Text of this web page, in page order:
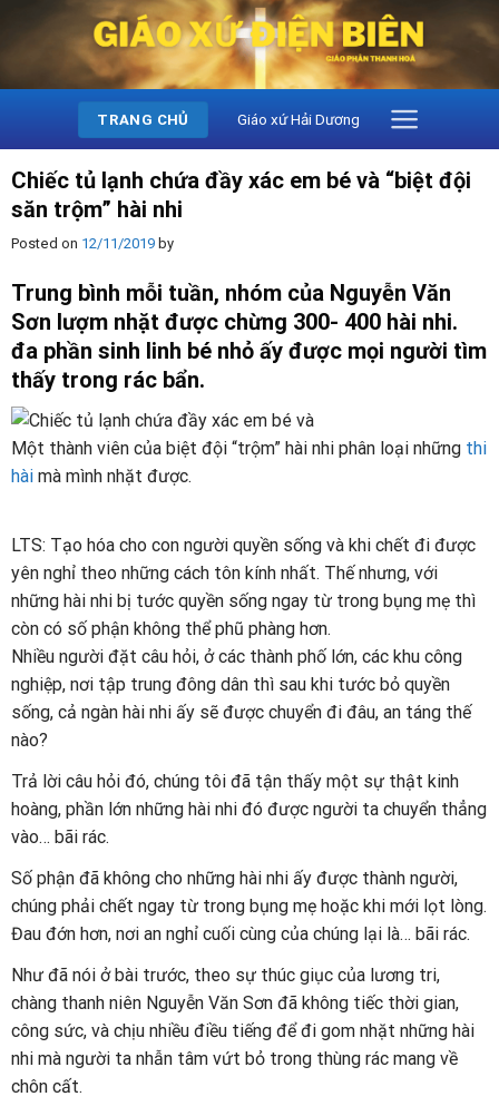
TRANG CHỦ Giáo xứ Hải Dương
Chiếc tủ lạnh chứa đầy xác em bé và “biệt đội
săn trộm” hài nhi
Posted on 12/11/2019 by
Trung bình mỗi tuần, nhóm của Nguyễn Văn
Sơn lượm nhặt được chừng 300- 400 hài nhi.
đa phần sinh linh bé nhỏ ấy được mọi người tìm
thấy trong rác bẩn.
Một thành viên của biệt đội “trộm” hài nhi phân loại những thi
hài mà mình nhặt được.
LTS: Tạo hóa cho con người quyền sống và khi chết đi được
yên nghỉ theo những cách tôn kính nhất. Thế nhưng, với
những hài nhi bị tước quyền sống ngay từ trong bụng mẹ thì
còn có số phận không thể phũ phàng hơn.
Nhiều người đặt câu hỏi, ở các thành phố lớn, các khu công
nghiệp, nơi tập trung đông dân thì sau khi tước bỏ quyền
sống, cả ngàn hài nhi ấy sẽ được chuyển đi đâu, an táng thế
nào?
Trả lời câu hỏi đó, chúng tôi đã tận thấy một sự thật kinh
hoàng, phần lớn những hài nhi đó được người ta chuyển thẳng
vào… bãi rác.
Số phận đã không cho những hài nhi ấy được thành người,
chúng phải chết ngay từ trong bụng mẹ hoặc khi mới lọt lòng.
Đau đớn hơn, nơi an nghỉ cuối cùng của chúng lại là… bãi rác.
Như đã nói ở bài trước, theo sự thúc giục của lương tri,
chàng thanh niên Nguyễn Văn Sơn đã không tiếc thời gian,
công sức, và chịu nhiều điều tiếng để đi gom nhặt những hài
nhi mà người ta nhẫn tâm vứt bỏ trong thùng rác mang về
chôn cất.